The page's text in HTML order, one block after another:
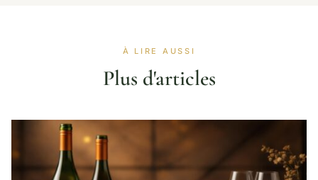
À LIRE AUSSI
Plus d'articles